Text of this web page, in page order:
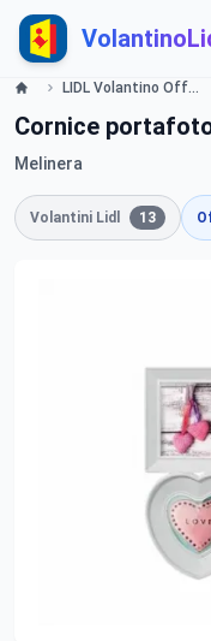
LIDL Volantino Offerte e Promozioni - San Valentino - Offerte valide dal 4 febbraio 2016 Lidl
Cornice
Melinera
Volantini Lidl 13